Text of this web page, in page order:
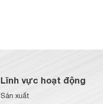
Lĩnh vực hoạt động
Sản xuất